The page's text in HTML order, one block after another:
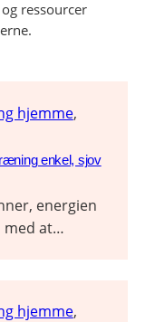
ressourcer
hjemme
enkel, sjov
energien
med at…
hjemme